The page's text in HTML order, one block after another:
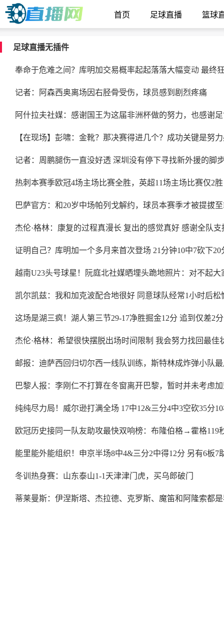
首页 足球直播 篮球
足球直播无插件
奉命于危难之间？库明加交易概率起起落落大幅变动 最终
记者：阿森西奥离场因右胫骨受伤，球员感到剧烈疼痛
阿什拉夫社媒：感谢国王为这届非洲杯做的努力，也感谢
【在现场】彭啸：金靴？那决赛得进几个？成功关键是努
记者：周鹏腿伤一直没好透 深圳没有停下寻找新外援的脚
热刺本赛季欧冠4场主场比赛全胜，英超11场主场比赛仅2胜
巴萨官方：和20岁中场帕列戈解约，球员本赛季才被提拔
杰伦·格林：康复的过程真漫长 复出的感觉真好 感谢全队
证明自己？库明加一个多月来首次登场 21分钟10中7砍下20
越南U23头号球星！阮庭北社媒晒埋头跪地照片：对不起大
凯尔凯兹：我和加克波配合地很好 同意球队经常1小时后松
这场是湖三疯！湖人第三节29-17净胜掘金12分 追到仅差2分
杰伦·格林：希望很快摆脱出场时间限制 我会努力找回最佳
邮报：迪萨西回归切尔西一线队训练，斯特林成炸弹小队
巴黎人报：李刚仁不打算在冬窗离开巴黎，暂时并未考虑
纯纯尽力局！威尔逊打满全场 17中12&三分4中3空砍35分
欧冠历史接同一队友助攻最快双响榜：布隆伯格→霍格119
能里能外能组织！申京半场8中4&三分2中得12分 另有6板7
冬训热身赛：山东泰山1-1天津津门虎，买乌郎破门
蒂莱曼斯：伊涅斯塔、杰拉德、克罗斯、魔笛和阿隆索都